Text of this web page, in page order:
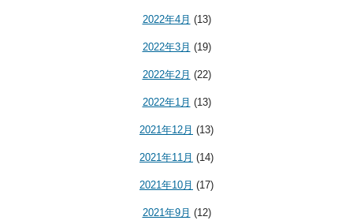
2022年4月 (13)
2022年3月 (19)
2022年2月 (22)
2022年1月 (13)
2021年12月 (13)
2021年11月 (14)
2021年10月 (17)
2021年9月 (12)